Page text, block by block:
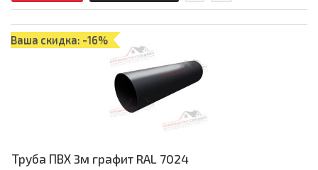
Ваша скидка: -16%
Труба ПВХ 3м графит RAL 7024